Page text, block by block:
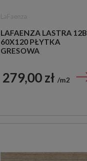
LAFAENZA LASTRA 12B
60X120 PŁYTKA
GRESOWA
279,00 zł m2